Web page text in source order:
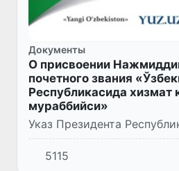
Документы
О присвоении
почетного звания
Республикасида хизмат
мураббийси»
Указ Президента
5115